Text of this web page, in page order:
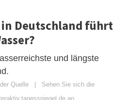
in Deutschland führt
und längste
Quelle | Sehen Sie sich die
an